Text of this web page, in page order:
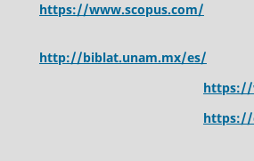
https://www.scopus.com/
http://biblat.unam.mx/es/
https://
https://